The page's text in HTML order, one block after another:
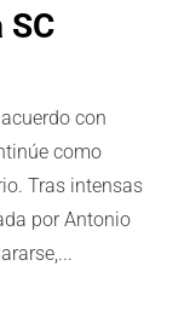
con
como
Tras intensas
por Antonio